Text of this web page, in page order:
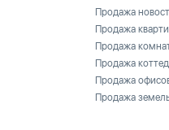
Продажа
Продажа
Продажа
Продажа
Продажа
Продажа